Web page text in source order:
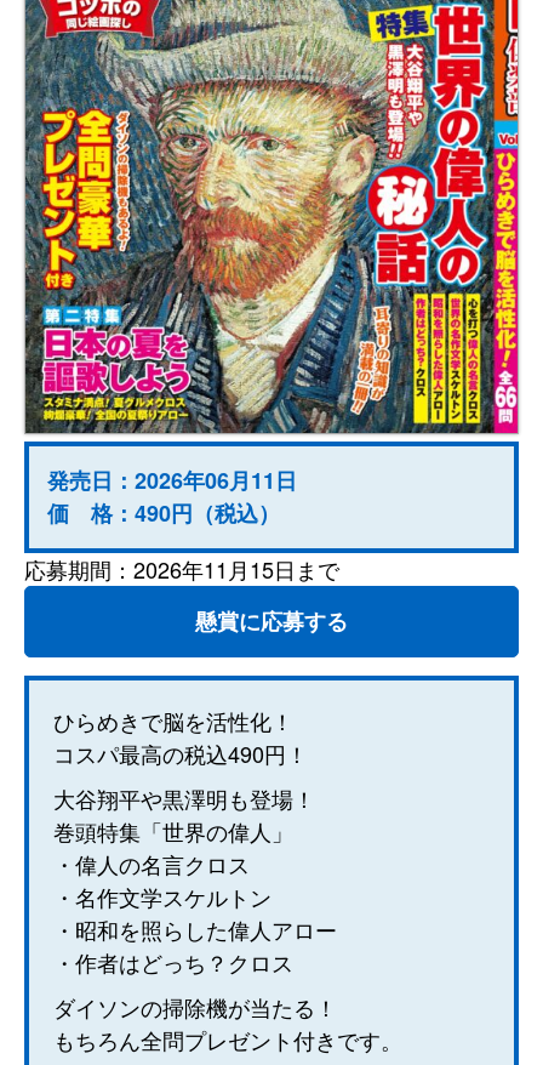
発売日：2026年06月11日
価 格：490円（税込）
応募期間：2026年11月15日まで
懸賞に応募する
ひらめきで脳を活性化！
コスパ最高の税込490円！
大谷翔平や黒澤明も登場！
巻頭特集「世界の偉人」
・偉人の名言クロス
・名作文学スケルトン
・昭和を照らした偉人アロー
・作者はどっち？クロス
ダイソンの掃除機が当たる！
もちろん全問プレゼント付きです。